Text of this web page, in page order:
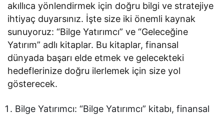
akıllıca yönlendirmek için doğru bilgi ve stratejiye
ihtiyaç duyarsınız. İşte size iki önemli kaynak
sunuyoruz: “Bilge Yatırımcı” ve “Geleceğine
Yatırım” adlı kitaplar. Bu kitaplar, finansal
dünyada başarı elde etmek ve gelecekteki
hedeflerinize doğru ilerlemek için size yol
gösterecek.
Bilge Yatırımcı: “Bilge Yatırımcı” kitabı, finansal